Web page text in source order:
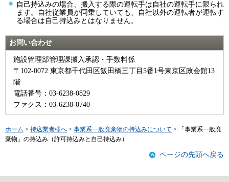
自己持込みの場合、搬入する際の運転手は自社の運転手に限られ
ます。自社従業員が同乗していても、自社以外の運転者が運転す
る場合は自己持込みとはなりません。
お問い合わせ
施設管理部管理課搬入承認・手数料係
〒102-0072 東京都千代田区飯田橋三丁目5番1号東京区政会館13
階
電話番号：03-6238-0829
ファクス：03-6238-0740
ホーム > 持込業者様へ > 事業系一般廃棄物の持込みについて > 「事業系一般廃
棄物」の持込み（許可持込みと自己持込み）
ページの先頭へ戻る